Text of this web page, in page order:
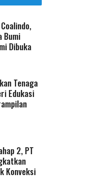
Bumi
Dibuka
Tenaga
Edukasi
2, PT
Konveksi